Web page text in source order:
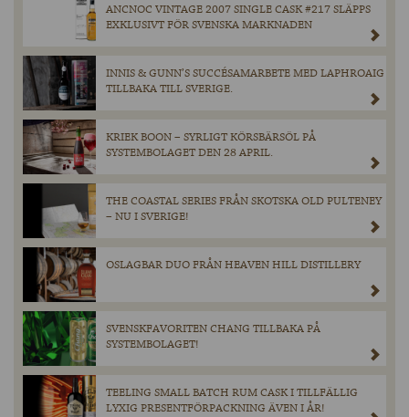
ANCNOC VINTAGE 2007 SINGLE CASK #217 SLÄPPS
EXKLUSIVT FÖR SVENSKA MARKNADEN
INNIS & GUNN’S SUCCÉSAMARBETE MED LAPHROAIG
TILLBAKA TILL SVERIGE.
KRIEK BOON – SYRLIGT KÖRSBÄRSÖL PÅ
SYSTEMBOLAGET DEN 28 APRIL.
THE COASTAL SERIES FRÅN SKOTSKA OLD PULTENEY
– NU I SVERIGE!
OSLAGBAR DUO FRÅN HEAVEN HILL DISTILLERY
SVENSKFAVORITEN CHANG TILLBAKA PÅ
SYSTEMBOLAGET!
TEELING SMALL BATCH RUM CASK I TILLFÄLLIG
LYXIG PRESENTFÖRPACKNING ÄVEN I ÅR!